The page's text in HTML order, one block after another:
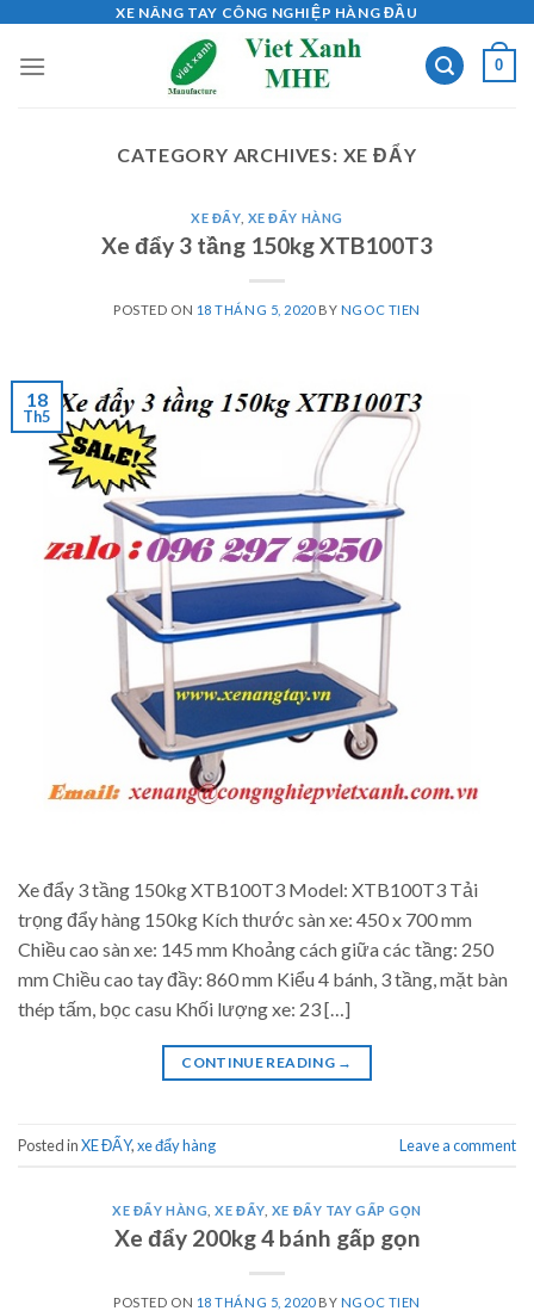
content
XE NÂNG TAY CÔNG NGHIỆP HÀNG ĐẦU
0
CATEGORY ARCHIVES: XE ĐẨY
XE ĐẨY, XE ĐẨY HÀNG
Xe đẩy 3 tầng 150kg XTB100T3
POSTED ON 18 THÁNG 5, 2020BY NGOC TIEN
18
Th5
Xe đẩy 3 tầng 150kg XTB100T3 Model: XTB100T3 Tải
trọng đẩy hàng 150kg Kích thước sàn xe: 450 x 700 mm
Chiều cao sàn xe: 145 mm Khoảng cách giữa các tầng: 250
mm Chiều cao tay đầy: 860 mm Kiểu 4 bánh, 3 tầng, mặt bàn
thép tấm, bọc casu Khối lượng xe: 23 […]
CONTINUE READING →
Posted inXE ĐẨY,xe đẩy hàng Leave a comment
XE ĐẨY HÀNG ,XE ĐẨY, XE ĐẨY TAY GẤP GỌN
Xe đẩy 200kg 4 bánh gấp gọn
POSTED ON 18 THÁNG 5, 2020BY NGOC TIEN